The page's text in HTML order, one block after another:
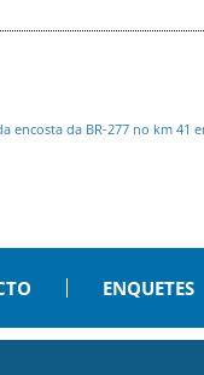
encosta da BR-277 no km 41
ENQUETES